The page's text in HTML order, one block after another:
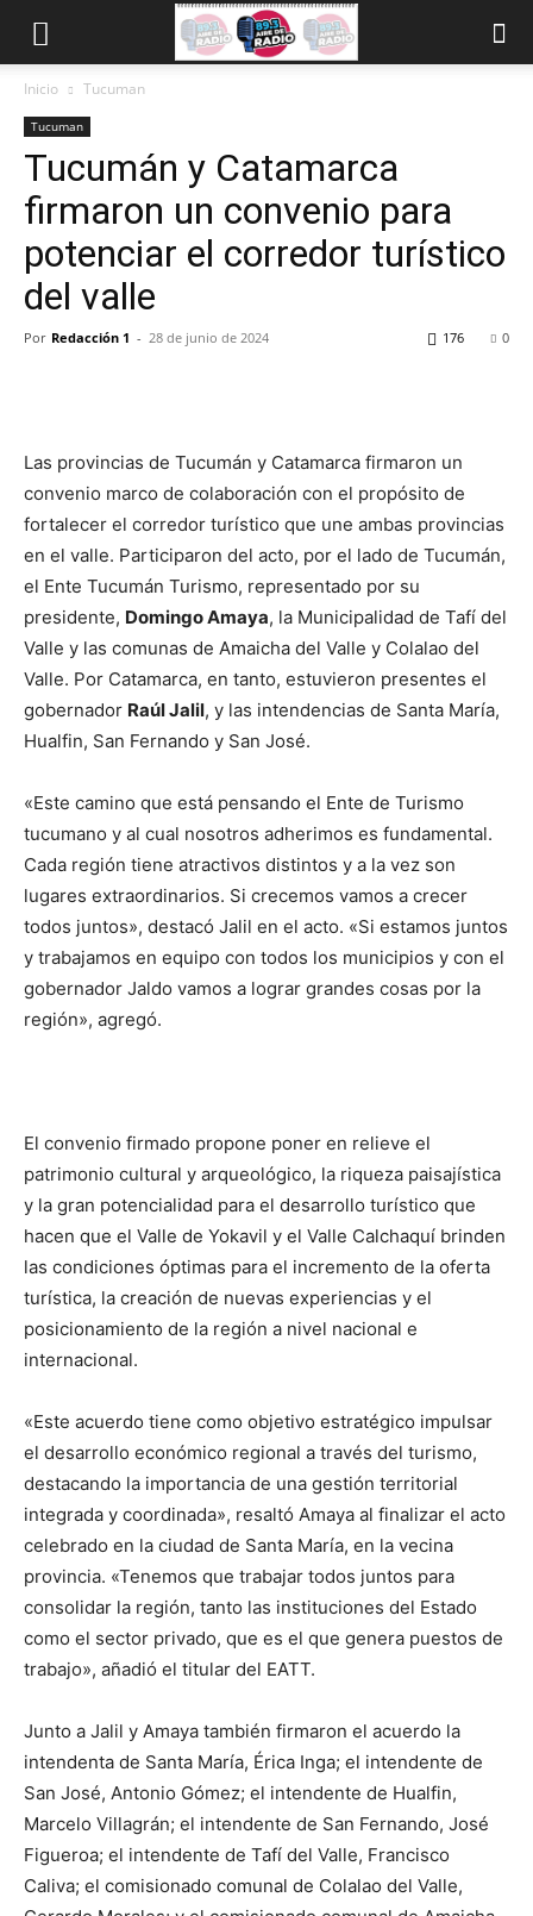
Inicio Tucuman
Tucuman
Tucumán y Catamarca
firmaron un convenio para
potenciar el corredor turístico
del valle
Por Redacción 1 - 28 de junio de 2024 0
176
Las provincias de Tucumán y Catamarca firmaron un
convenio marco de colaboración con el propósito de
fortalecer el corredor turístico que une ambas provincias
en el valle. Participaron del acto, por el lado de Tucumán,
el Ente Tucumán Turismo, representado por su
presidente, Domingo Amaya, la Municipalidad de Tafí del
Valle y las comunas de Amaicha del Valle y Colalao del
Valle. Por Catamarca, en tanto, estuvieron presentes el
gobernador Raúl Jalil, y las intendencias de Santa María,
Hualfin, San Fernando y San José.
«Este camino que está pensando el Ente de Turismo
tucumano y al cual nosotros adherimos es fundamental.
Cada región tiene atractivos distintos y a la vez son
lugares extraordinarios. Si crecemos vamos a crecer
todos juntos», destacó Jalil en el acto. «Si estamos juntos
y trabajamos en equipo con todos los municipios y con el
gobernador Jaldo vamos a lograr grandes cosas por la
región», agregó.
El convenio firmado propone poner en relieve el
patrimonio cultural y arqueológico, la riqueza paisajística
y la gran potencialidad para el desarrollo turístico que
hacen que el Valle de Yokavil y el Valle Calchaquí brinden
las condiciones óptimas para el incremento de la oferta
turística, la creación de nuevas experiencias y el
posicionamiento de la región a nivel nacional e
internacional.
«Este acuerdo tiene como objetivo estratégico impulsar
el desarrollo económico regional a través del turismo,
destacando la importancia de una gestión territorial
integrada y coordinada», resaltó Amaya al finalizar el acto
celebrado en la ciudad de Santa María, en la vecina
provincia. «Tenemos que trabajar todos juntos para
consolidar la región, tanto las instituciones del Estado
como el sector privado, que es el que genera puestos de
trabajo», añadió el titular del EATT.
Junto a Jalil y Amaya también firmaron el acuerdo la
intendenta de Santa María, Érica Inga; el intendente de
San José, Antonio Gómez; el intendente de Hualfin,
Marcelo Villagrán; el intendente de San Fernando, José
Figueroa; el intendente de Tafí del Valle, Francisco
Caliva; el comisionado comunal de Colalao del Valle,